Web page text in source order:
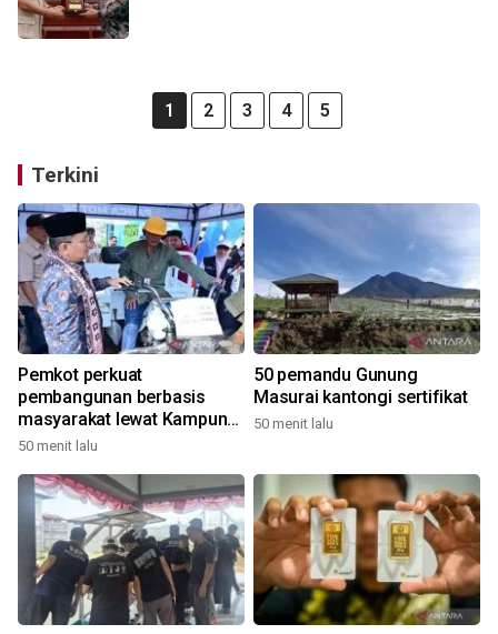
1 2 3 4 5
Terkini
Pemkot perkuat
pembangunan berbasis
masyarakat lewat Kampung
Bahagia
50 menit lalu
50 pemandu Gunung
Masurai kantongi sertifikat
50 menit lalu